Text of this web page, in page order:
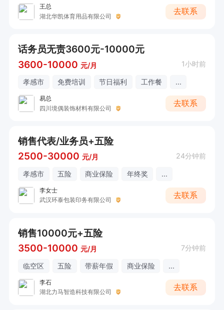
王总
湖北华凯体育用品有限公司
去联系
话务员无责3600元-10000元
3600-10000 元/月 1小时前
孝感市 免费培训 节日福利 工作餐 ...
易总
四川境偶装饰材料有限公司
去联系
销售代表/业务员+五险
2500-30000 元/月 24分钟前
孝感市 五险 商业保险 年终奖 ...
李女士
武汉环泰包装印务有限公司
去联系
销售10000元+五险
3500-10000 元/月 7分钟前
临空区 五险 带薪年假 商业保险 ...
李石
湖北力马智造科技有限公司
去联系